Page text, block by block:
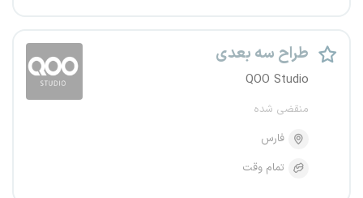
طراح سه بعدی
QOO Studio
منقضی شده
فارس
تمام وقت